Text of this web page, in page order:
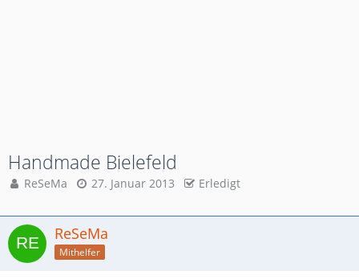
Handmade Bielefeld
ReSeMa 27. Januar 2013 Erledigt
ReSeMa
Mithelfer